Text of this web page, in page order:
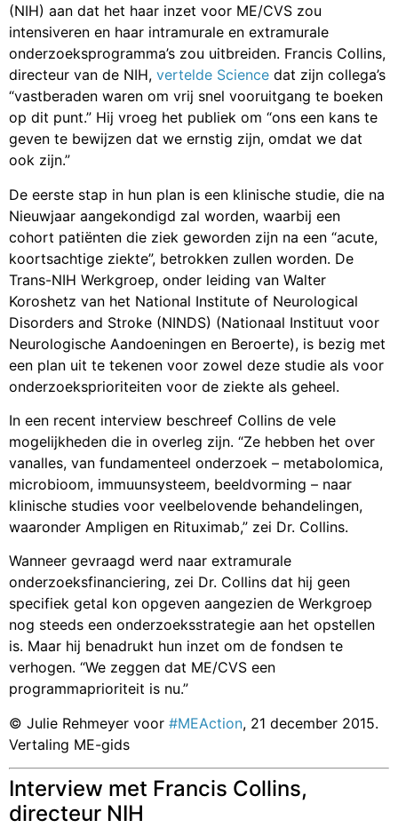
(NIH) aan dat het haar inzet voor ME/CVS zou
intensiveren en haar intramurale en extramurale
onderzoeksprogramma’s zou uitbreiden. Francis Collins,
directeur van de NIH, vertelde Science dat zijn collega’s
“vastberaden waren om vrij snel vooruitgang te boeken
op dit punt.” Hij vroeg het publiek om “ons een kans te
geven te bewijzen dat we ernstig zijn, omdat we dat
ook zijn.”
De eerste stap in hun plan is een klinische studie, die na
Nieuwjaar aangekondigd zal worden, waarbij een
cohort patiënten die ziek geworden zijn na een “acute,
koortsachtige ziekte”, betrokken zullen worden. De
Trans-NIH Werkgroep, onder leiding van Walter
Koroshetz van het National Institute of Neurological
Disorders and Stroke (NINDS) (Nationaal Instituut voor
Neurologische Aandoeningen en Beroerte), is bezig met
een plan uit te tekenen voor zowel deze studie als voor
onderzoeksprioriteiten voor de ziekte als geheel.
In een recent interview beschreef Collins de vele
mogelijkheden die in overleg zijn. “Ze hebben het over
vanalles, van fundamenteel onderzoek – metabolomica,
microbioom, immuunsysteem, beeldvorming – naar
klinische studies voor veelbelovende behandelingen,
waaronder Ampligen en Rituximab,” zei Dr. Collins.
Wanneer gevraagd werd naar extramurale
onderzoeksfinanciering, zei Dr. Collins dat hij geen
specifiek getal kon opgeven aangezien de Werkgroep
nog steeds een onderzoeksstrategie aan het opstellen
is. Maar hij benadrukt hun inzet om de fondsen te
verhogen. “We zeggen dat ME/CVS een
programmaprioriteit is nu.”
© Julie Rehmeyer voor #MEAction, 21 december 2015.
Vertaling ME-gids
Interview met Francis Collins,
directeur NIH